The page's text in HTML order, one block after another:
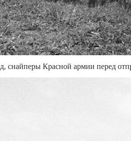
снайперы Красной армии перед